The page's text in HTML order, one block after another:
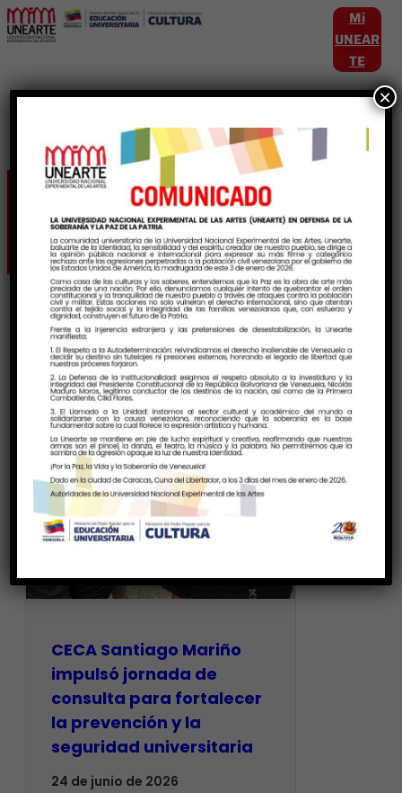
Mi
UNEAR
TE
Etiqueta:Unearte
CECA Santiago Mariño
impulsó jornada de
consulta para fortalecer
la prevención y la
seguridad universitaria
24 de junio de 2026
×